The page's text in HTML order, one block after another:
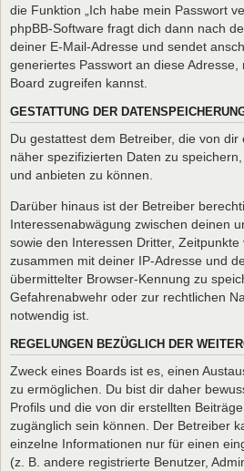
die Funktion „Ich habe mein Passwort
phpBB-Software fragt dich dann nach
deiner E-Mail-Adresse und sendet
generiertes Passwort an diese
Board zugreifen kannst.
GESTATTUNG DER
Du gestattest dem Betreiber, die von
näher spezifizierten Daten zu
und anbieten zu können.
Darüber hinaus ist der Betreiber
Interessenabwägung zwischen deinen
sowie den Interessen Dritter,
zusammen mit deiner IP-Adresse und
übermittelter Browser-Kennung zu
Gefahrenabwehr oder zur rechtlichen
notwendig ist.
REGELUNGEN BEZÜGLICH DER
Zweck eines Boards ist es, einen
zu ermöglichen. Du bist dir daher
Profils und die von dir erstellten
zugänglich sein können. Der Betreiber
einzelne Informationen nur für einen
(z. B. andere registrierte Benutzer,